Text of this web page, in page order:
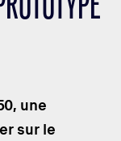
une
sur le